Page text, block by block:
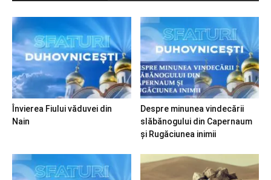
Învierea Fiului văduvei din
Nain
Despre minunea vindecării
slăbănogului din Capernaum
și Rugăciunea inimii